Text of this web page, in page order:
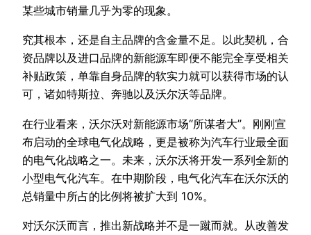
某些城市销量几乎为零的现象。
究其根本，还是自主品牌的含金量不足。以此契机，合
资品牌以及进口品牌的新能源车即便不能完全享受相关
补贴政策，单靠自身品牌的软实力就可以获得市场的认
可，诸如特斯拉、奔驰以及沃尔沃等品牌。
在行业看来，沃尔沃对新能源市场“所谋者大”。刚刚宣
布启动的全球电气化战略，更是被称为汽车行业最全面
的电气化战略之一。未来，沃尔沃将开发一系列全新的
小型电气化汽车。在中期阶段，电气化汽车在沃尔沃的
总销量中所占的比例将被扩大到 10%。
对沃尔沃而言，推出新战略并不是一蹴而就。从改善发